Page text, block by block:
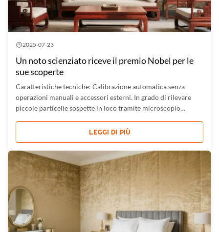
2025-07-23
Un noto scienziato riceve il premio Nobel per le
sue scoperte
Caratteristiche tecniche: Calibrazione automatica senza
operazioni manuali e accessori esterni. In grado di rilevare
piccole particelle sospette in loco tramite microscopio
automaticamente il laser. Penetra il vetro marrone, alcune
buste e ...
LEGGI DI PIÙ